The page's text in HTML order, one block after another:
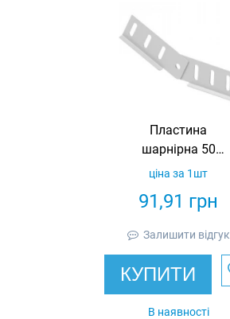
Пластина
шарнірна 50
оцинкована Ardic
91,91 грн
ціна за 1шт
Залишити відгук
КУПИТИ
В наявності